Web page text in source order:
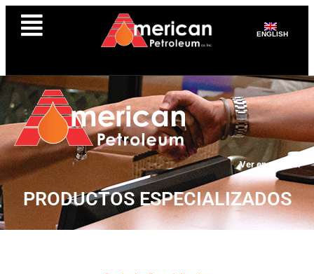
ENGLISH
Ver en español
PRODUCTOS ESPECIALIZADOS